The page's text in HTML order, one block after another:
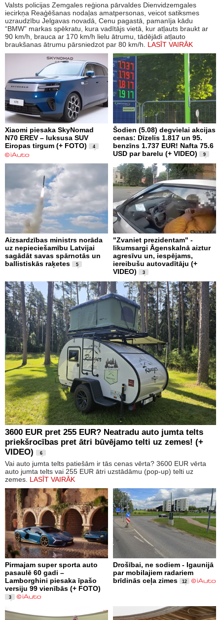
Valsts policijas Zemgales reģiona pārvaldes Dienvidzemgales
iecirkņa Reaģēšanas nodaļas amatpersonas, veicot satiksmes
uzraudzību Jelgavas novadā, Cenu pagastā, pamanīja kādu
“BMW” markas spēkratu, kura vadītājs vietā, kur atļauts braukt ar
90 km/h, brauca ar 170 km/h lielu ātrumu, tādējādi atļauto
braukšanas ātrumu pārsniedzot par 80 km/h. LASĪT VAIRĀK
Xiaomi piesaka SkyNomad
N70 EREV – luksusa SUV
Eiropas tirgum (+ FOTO)
4
Šodien (5.08) degvielai akcijas
cenas: Dīzelis 1.817 un 95.
benzīns 1.737 EUR! Nafta 75.6
USD par barelu (+ VIDEO)
9
Aizsardzības ministrs norāda
uz nepieciešamību Latvijai
sagādāt savas spārnotās un
ballistiskās raķetes
5
"Zvaniet prezidentam" -
likumsargi Āgenskalnā aiztur
agresīvu un, iespējams,
iereibušu autovadītāju (+
VIDEO)
3
3600 EUR pret 255 EUR? Neatradu auto jumta telts
priekšrocības pret ātri būvējamo telti uz zemes! (+
VIDEO)
6
Vai auto jumta telts patiešām ir tās cenas vērta? 3600 EUR vērta
auto jumta telts vai 255 EUR ātri uzstādāmu (pop-up) telti uz
zemes. LASĪT VAIRĀK
Pirmajam super sporta auto
pasaulē 60 gadi –
Lamborghini piesaka īpašo
versiju 99 vienībās (+ FOTO)
3
Drošībai, ne sodiem - Igaunijā
par mobilajiem radariem
brīdinās ceļa zimes
12